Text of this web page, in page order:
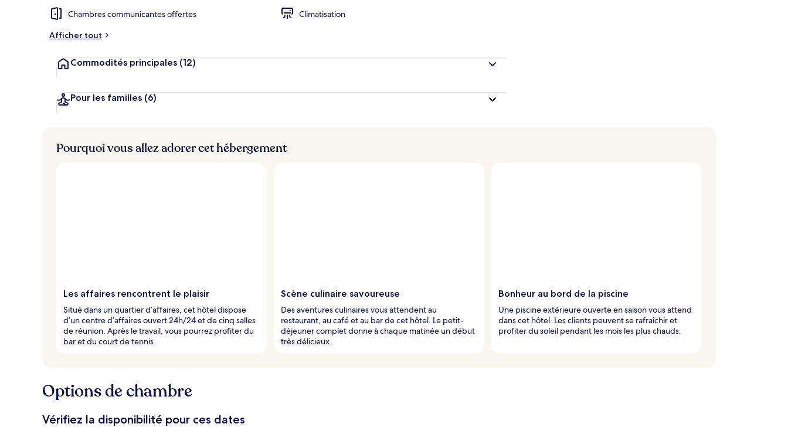
Chambres communicantes offertes
Climatisation
Afficher tout
Commodités principales (12)
Pour les familles (6)
Pourquoi vous allez adorer cet hébergement
Les affaires rencontrent le plaisir
Situé dans un quartier d’affaires, cet hôtel dispose
d’un centre d’affaires ouvert 24h/24 et de cinq salles
de réunion. Après le travail, vous pourrez profiter du
bar et du court de tennis.
Scène culinaire savoureuse
Des aventures culinaires vous attendent au
restaurant, au café et au bar de cet hôtel. Le petit-
déjeuner complet donne à chaque matinée un début
très délicieux.
Bonheur au bord de la piscine
Une piscine extérieure ouverte en saison vous attend
dans cet hôtel. Les clients peuvent se rafraîchir et
profiter du soleil pendant les mois les plus chauds.
Options de chambre
Vérifiez la disponibilité pour ces dates